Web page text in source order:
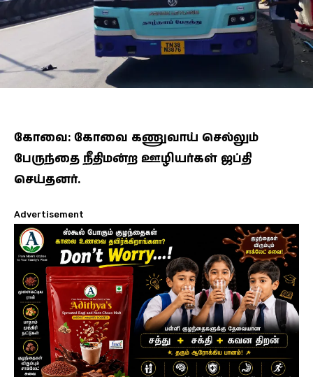
கோவை: கோவை கணுவாய் செல்லும்
பேருந்தை நீதிமன்ற ஊழியர்கள் ஜப்தி
செய்தனர்.
Advertisement